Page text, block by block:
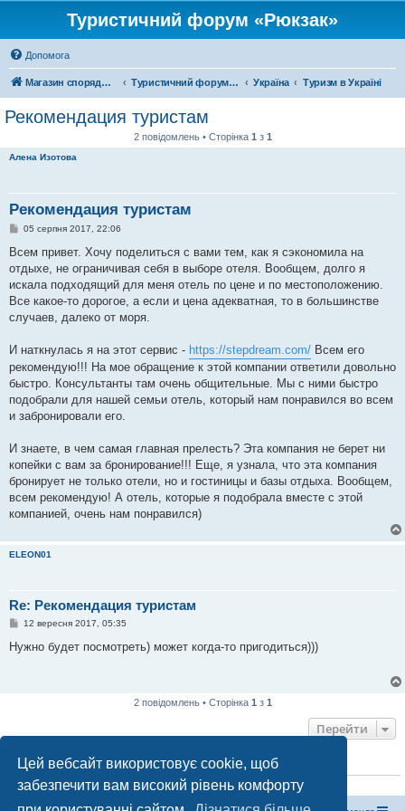
Цей вебсайт використовує cookie, щоб
забезпечити вам високий рівень комфорту
Туристичний форум «Рюкзак»
Допомога
Магазин спорядження Туристичний форум «Рюкзак» Україна Туризм в Україні
Рекомендация туристам
2 повідомлень • Сторінка 1 з 1
Алена Изотова
Рекомендация туристам
П
в
д
о
л
е
н
я
05 серпня 2017, 22:06
Всем привет. Хочу поделиться с вами тем, как я сэкономила на
отдыхе, не ограничивая себя в выборе отеля. Вообщем, долго я
искала подходящий для меня отель по цене и по местоположению.
Все какое-то дорогое, а если и цена адекватная, то в большинстве
случаев, далеко от моря.
И наткнулась я на этот сервис - https://stepdream.com/ Всем его
рекомендую!!! На мое обращение к этой компании ответили довольно
быстро. Консультанты там очень общительные. Мы с ними быстро
подобрали для нашей семьи отель, который нам понравился во всем
и забронировали его.
И знаете, в чем самая главная прелесть? Эта компания не берет ни
копейки с вам за бронирование!!! Еще, я узнала, что эта компания
бронирует не только отели, но и гостиницы и базы отдыха. Вообщем,
всем рекомендую! А отель, которые я подобрала вместе с этой
компанией, очень нам понравился)
ELEON01
Re: Рекомендация туристам
П
в
і
12 вересня 2017, 05:35
Нужно будет посмотреть) может когда-то пригодиться)))
2 повідомлень • Сторінка 1 з 1
Перейти
ХТО ЗАРАЗ ОНЛАЙН
Зараз переглядають цей форум:ClaudeBot [бот ШІ]і 0 гостей